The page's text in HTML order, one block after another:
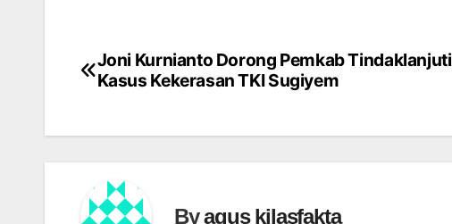
Navigasi
Joni Kurnianto Dorong Pemkab Tindaklanjuti
Kasus Kekerasan TKI Sugiyem
Byagus kilasfakta